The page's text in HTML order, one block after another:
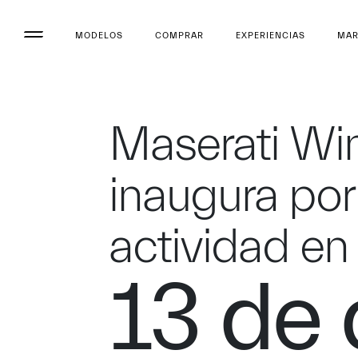
MODELOS COMPRAR EXPERIENCIAS
Maserati
inaugura
actividad
13 de